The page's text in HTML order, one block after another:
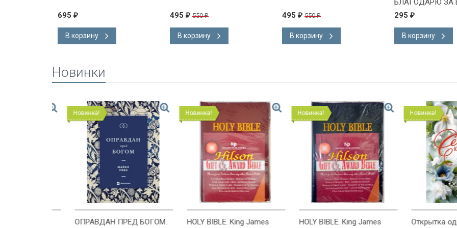
695 ₽
В корзину
495 ₽ 550₽
В корзину
495 ₽ 550₽
В корзину
БЛАГОДАРЮ ЗА
БОГА" /формат
295 ₽
В корзину
Новинки
Новинка!
ОПРАВДАН ПРЕД БОГОМ.
Новинка!
HOLY BIBLE. King James
Новинка!
HOLY BIBLE. King James
Новинка!
Открытка